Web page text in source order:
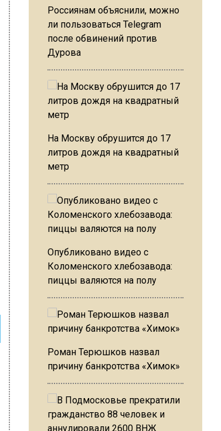
Россиянам объяснили, можно
ли пользоваться Telegram
после обвинений против
Дурова
На Москву обрушится до 17
литров дождя на квадратный
метр
Опубликовано видео с
Коломенского хлебозавода:
пиццы валяются на полу
Роман Терюшков назвал
причину банкротства «Химок»